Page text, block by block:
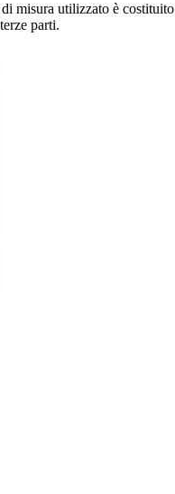
misura utilizzato è costituito
parti.